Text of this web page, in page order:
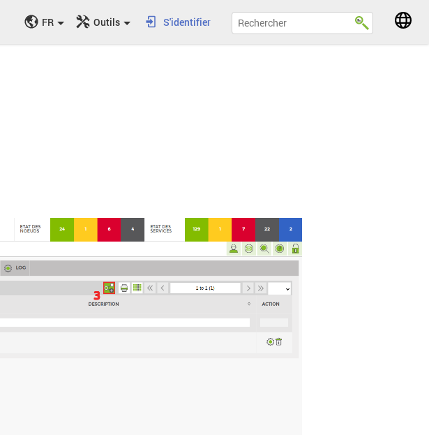
FR Outils S'identifier